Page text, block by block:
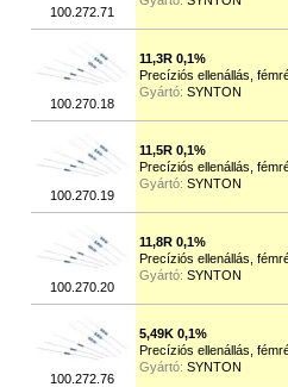
100.272.71
100.270.18
11,3R 0,1%
Precíziós ellenállás,
Gyártó: SYNTON
100.270.19
11,5R 0,1%
Precíziós ellenállás,
Gyártó: SYNTON
100.270.20
11,8R 0,1%
Precíziós ellenállás,
Gyártó: SYNTON
100.272.76
5,49K 0,1%
Precíziós ellenállás,
Gyártó: SYNTON